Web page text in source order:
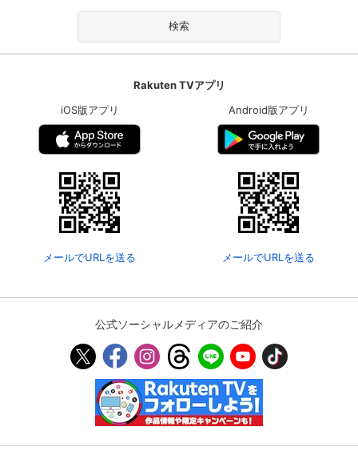
Rakuten TVアプリ
iOS版アプリ
メールでURLを送る
Android版アプリ
メールでURLを送る
公式ソーシャルメディアのご紹介